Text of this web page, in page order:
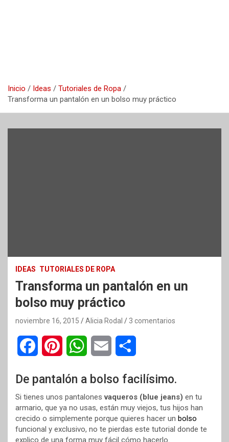
Inicio Ideas
Tutoriales de Ropa
Transforma un pantalón en un bolso muy práctico
IDEAS TUTORIALES DE ROPA
Transforma un pantalón en un
bolso muy práctico
noviembre 16, 2015 Alicia Rodal 3 comentarios
c
e
b
n
t
e
a
t
s
a
i
l
m
p
a
De pantalón a bolso facilísimo.
Si tienes unos pantalonesvaqueros (blue jeans) en tu
armario, que ya no usas, están muy viejos, tus hijos han
crecido o simplemente porque quieres hacer un bolso
funcional y exclusivo, no te pierdas este tutorial donde te
explico de una forma muy fácil cómo hacerlo.